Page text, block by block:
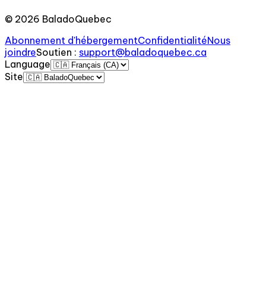
© 2026 BaladoQuebec
Abonnement d'hébergementConfidentialitéNous
joindreSoutien : support@baladoquebec.ca
Language
Site